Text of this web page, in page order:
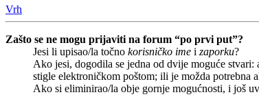
Vrh
Zašto se ne mogu prijaviti na forum “po prvi put”?
Jesi li upisao/la točno korisničko ime i zaporku?
Ako jesi, dogodila se jedna od dvije moguće
stigle elektroničkom poštom; ili je možda
Ako si eliminirao/la obje gornje mogućnosti, i još